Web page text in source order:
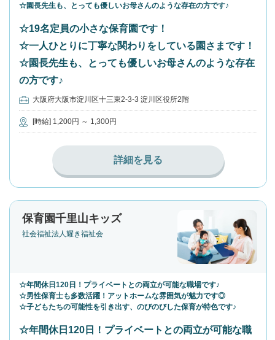
☆園長先生も、とっても優しいお母さんのような存在の方です♪
☆19名定員の小さな保育園です！
☆一人ひとりに丁寧な関わりをしている園さまです！
☆園長先生も、とっても優しいお母さんのような存在
の方です♪
大阪府大阪市淀川区十三東2-3-3 淀川区役所2階
[時給] 1,200円 ～ 1,300円
詳細を見る
保育園千里山キッズ
社会福祉法人耀き福祉会
☆年間休日120日！プライベートとの両立が可能な職場です♪
☆男性保育士も多数活躍！アットホームな雰囲気が魅力です◎
☆子どもたちの可能性を引き出す、のびのびした保育が特色です♪
☆年間休日120日！プライベートとの両立が可能な職